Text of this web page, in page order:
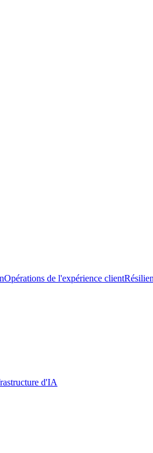
Opérations de l'expérience client
d'IA